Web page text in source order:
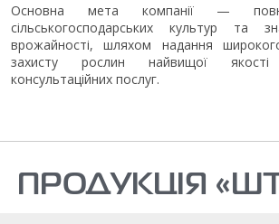
Основна мета компанії —
сільськогосподарських культур та
врожайності, шляхом надання
захисту рослин найвищої
консультаційних послуг.
ПРОДУКЦІЯ